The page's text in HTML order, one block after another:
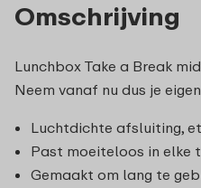
Omschrijving
Lunchbox Take a Break
Neem vanaf nu dus je
Luchtdichte afsluiting,
Past moeiteloos in elke
Gemaakt om lang te